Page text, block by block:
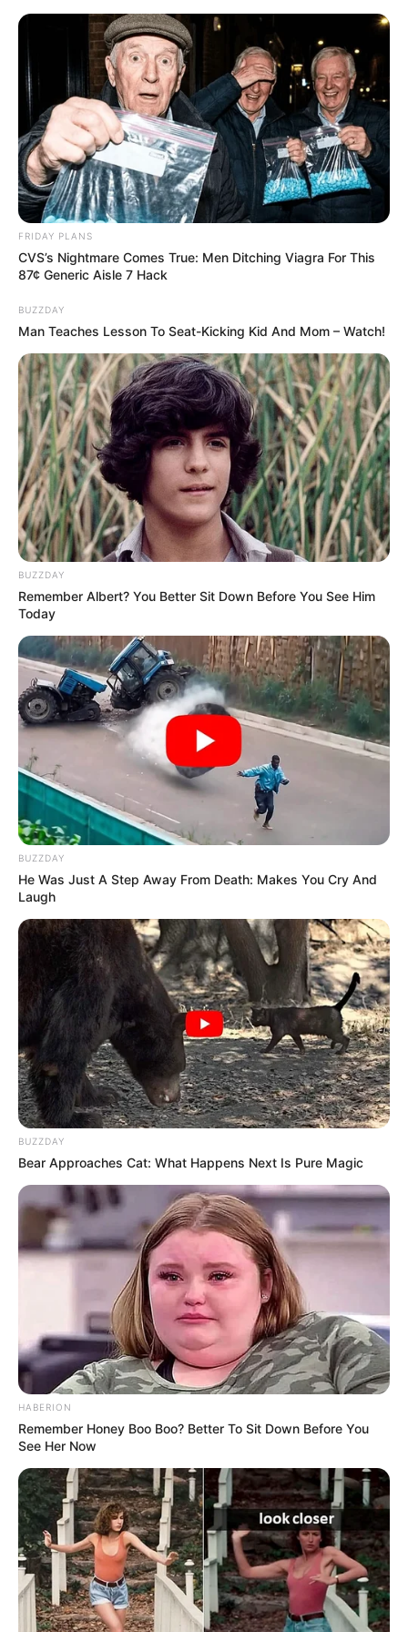
| live
NEWS SPORTS MATRIMONY ENTERTAINMENT
Home News Kerala
അഞ്ചരക്കണ്ടി മെഡിക്കൽ
കോളജിലെ ബിഡിഎസ്
വിദ്യാർത്ഥി ജീവനൊടുക്കിയ
സംഭവത്തിൽ സമഗ്ര
അന്വേഷണം വേണം: എബിവിപി
ജനം വെബ്‌ഡെസ്ക് Apr 12, 2026, 11:52 am IST
കണ്ണൂർ:അഞ്ചരക്കണ്ടി മെഡിക്കൽ കോളേജിലെ
ബിഡിഎസ് വിദ്യാർത്ഥിയായ തിരുവനന്തപുരം
സ്വദേശി നിതിൻ രാജിന്റെ ആത്മഹത്യയിൽ സമഗ്ര
അന്വേഷണം വേണമെന്നും കുറ്റക്കാർക്കെതിരെ
കർശന നടപടി ഉണ്ടാവണമെന്നും എബിവിപി ദേശീയ
നിർവാഹക സമിതി അംഗം കല്യാണി ചന്ദ്രൻ.
അഞ്ചരക്കണ്ടി മെഡിക്കൽ കോളേജിലെ
അധ്യാപകരിൽ നിന്നും ജാതി വിവേചനത്തിന്റെ
പേരിലും നിറത്തിന്റെ പേരിലും
അധിക്ഷേപിക്കപ്പെട്ടതിനാലാണ് ഒന്നാംവർഷ
വിദ്യാർഥിയായ നിതിൻ രാജ് ആത്മഹത്യ ചെയ്തത്,
നിതിന്റെ രക്ഷിതാക്കളേയും ഇതേ അധ്യാപകർ
അധിക്ഷേപിച്ചിരുന്നു.
FRIDAY PLANS
CVS’s Nightmare Comes True: Men Ditching Viagra For This
87¢ Generic Aisle 7 Hack
BUZZDAY
Man Teaches Lesson To Seat-Kicking Kid And Mom – Watch!
BUZZDAY
Remember Albert? You Better Sit Down Before You See Him
Today
BUZZDAY
He Was Just A Step Away From Death: Makes You Cry And
Laugh
BUZZDAY
Bear Approaches Cat: What Happens Next Is Pure Magic
HABERION
Remember Honey Boo Boo? Better To Sit Down Before You
See Her Now